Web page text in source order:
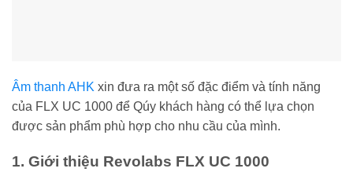
Âm thanh AHK xin đưa ra một số đặc điểm và tính năng
của FLX UC 1000 để Qúy khách hàng có thể lựa chọn
được sản phẩm phù hợp cho nhu cầu của mình.
1. Giới thiệu Revolabs FLX UC 1000